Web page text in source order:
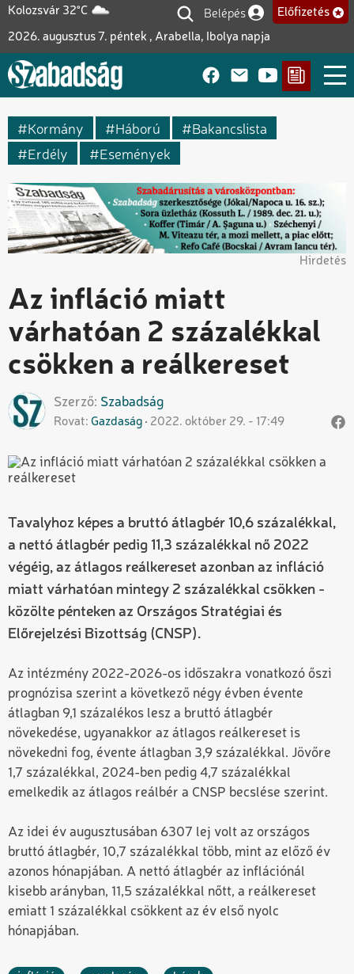
Ugrás
tartalomra
Kolozsvár 32°C
2026. augusztus 7. péntek , Arabella, Ibolya napja
Felhasználói fiók
Belépés Előfizetés
Kormány Háború
Bakancslista
Erdély
Események
Hirdetés
Az infláció miatt
várhatóan 2 százalékkal
csökken a reálkereset
Szerző Szabadság
Rovat Gazdaság 2022. október 29. - 17:49
Tavalyhoz képes a bruttó átlagbér 10,6 százalékkal,
a nettó átlagbér pedig 11,3 százalékkal nő 2022
végéig, az átlagos reálkereset azonban az infláció
miatt várhatóan mintegy 2 százalékkal csökken -
közölte pénteken az Országos Stratégiai és
Előrejelzési Bizottság (CNSP).
Az intézmény 2022-2026-os időszakra vonatkozó őszi
prognózisa szerint a következő négy évben évente
átlagban 9,1 százalékos lesz a bruttó átlagbér
növekedése, ugyanakkor az átlagos reálkereset is
növekedni fog, évente átlagban 3,9 százalékkal. Jövőre
1,7 százalékkal, 2024-ben pedig 4,7 százalékkal
emelkedik az átlagos reálbér a CNSP becslése szerint.
Az idei év augusztusában 6307 lej volt az országos
bruttó átlagbér, 10,7 százalékkal több, mint az előző év
azonos hónapjában. A nettó átlagbér az inflációnál
kisebb arányban, 11,5 százalékkal nőtt, a reálkereset
emiatt 1 százalékkal csökkent az év első nyolc
hónapjában.